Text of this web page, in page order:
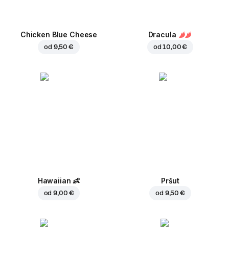
Chicken Blue Cheese
od 9,50 €
Dracula
od10,00 €
Hawaiian 👶
od9,00 €
Pršut
od 9,50 €